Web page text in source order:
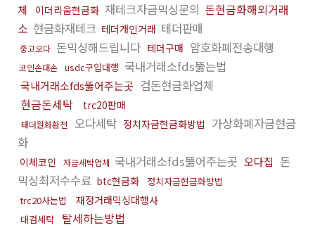
체
이더리움현금화 재테크자금믹싱문의 돈현금화해외거래
소 현금화재테크 테더개인거래 테더판매
중고오다 돈믹싱해드립니다 테더구매 암호화폐전송대행
코인손대손 usdc구입대행 국내거래소fds뚫는법
국내거래소fds뚫어주는곳 검돈현금화업체
현금돈세탁
trc20판매
태더원화환전 오다세탁 정치자금현금화방법 가상화폐자금현금
화
이체코인 자금세탁업체 국내거래소fds뚫어주는곳 오다집 돈
믹싱최저수수료 btc현금화
정치자금현금화방법
trc20사는법
재정거래믹싱대행사
대검세탁
탈세하는방법